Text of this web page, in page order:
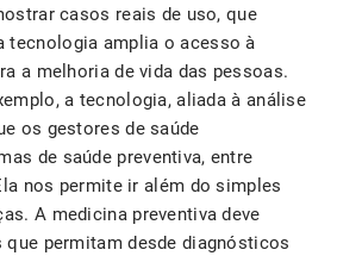
casos reais de uso, que
tecnologia amplia o acesso à
a melhoria de vida das pessoas.
a tecnologia, aliada à análise
os gestores de saúde
de saúde preventiva, entre
nos permite ir além do simples
A medicina preventiva deve
permitam desde diagnósticos